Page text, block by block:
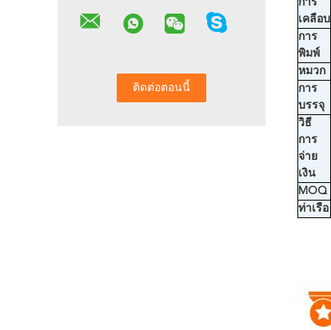
การ
เคลือบ
การ
พิมพ์
หมวก
การ
บรรจุ
วิธี
การ
จ่าย
เงิน
MOQ
ท่าเรือ